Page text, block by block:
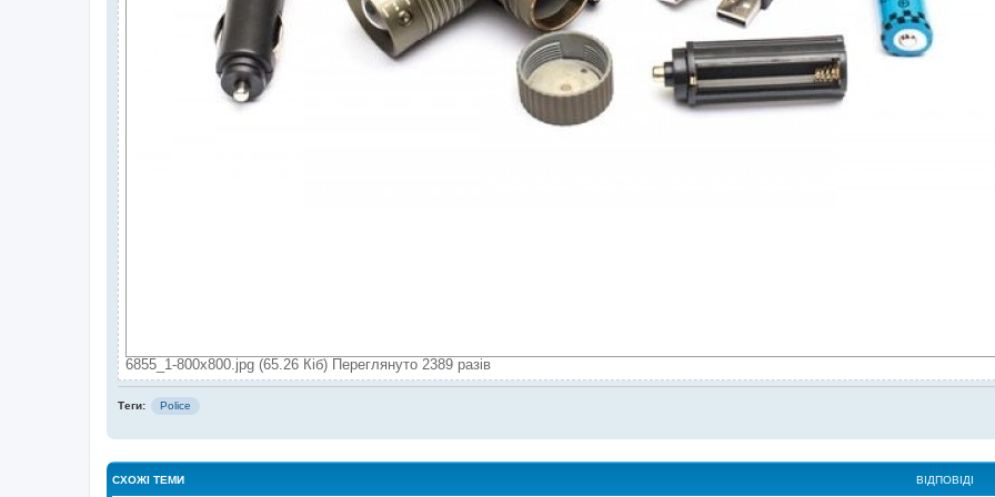
6855_1-800x800.jpg (65.26 Кіб) Переглянуто 2389 разів
Теги: Police
СХОЖІ ТЕМИ ВІДПОВІДІ